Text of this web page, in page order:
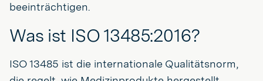
beeinträchtigen.
Was ist ISO 13485:2016?
ISO 13485 ist die internationale Qualitätsnorm,